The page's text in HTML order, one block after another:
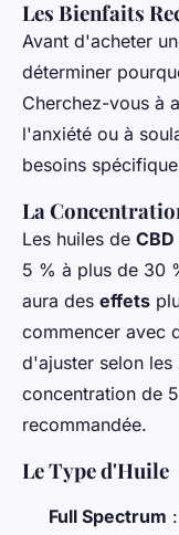
Les Bienfaits
Avant d'acheter
déterminer
Cherchez-vous à
l'anxiété ou à
besoins
La
Les huiles de CBD
5 % à plus de 30
aura des effets
commencer avec
d'ajuster selon les
concentration de
recommandée.
Le Type d'Huile
Full Spectrum